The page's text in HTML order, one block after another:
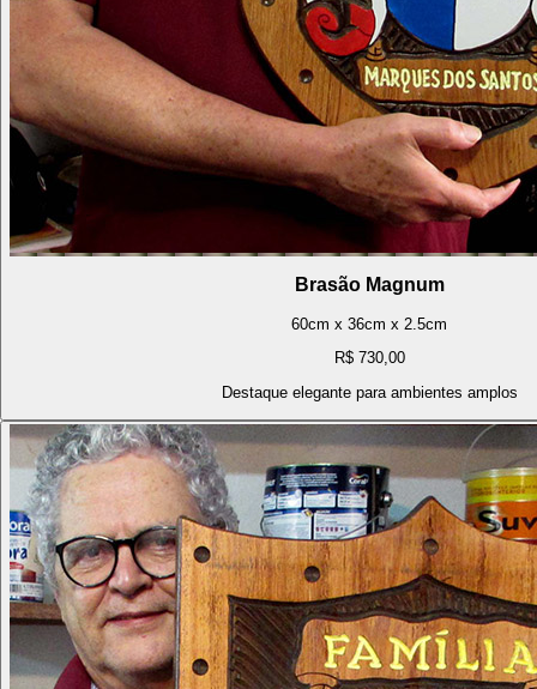
Brasão Magnum
60cm x 36cm x 2.5cm
R$ 730,00
Destaque elegante para ambientes amplos